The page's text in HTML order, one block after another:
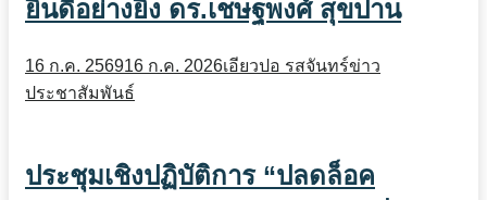
ยินดีอย่างยิ่ง ดร.เชษฐพงศ์ สุขปาน
16 ก.ค. 256916 ก.ค. 2026เอียวปอ รสจันทร์ข่าว
ประชาสัมพันธ์
ประชุมเชิงปฏิบัติการ “ปลดล็อค